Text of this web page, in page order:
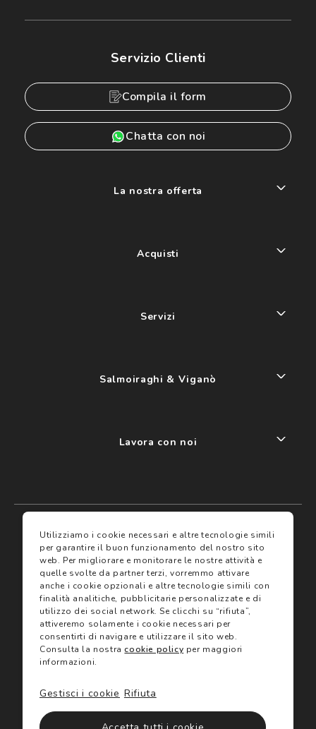
I miei preferiti
Assicurazioni
Servizi
Trova negozio
Gift Card
Servizio Clienti
Compila il form
Chatta con noi
La nostra offerta
Acquisti
Servizi
Salmoiraghi & Viganò
Lavora con noi
Termini e condizioni
Termini di vendita
Avvertenze e informazioni di sicurezza sui prodotti
Informativa sulla Privacy
Utilizzo dei cookie
Utilizziamo i cookie necessari e altre tecnologie simili
per garantire il buon funzionamento del nostro sito
web. Per migliorare e monitorare le nostre attività e
quelle svolte da partner terzi, vorremmo attivare
anche i cookie opzionali e altre tecnologie simili con
finalità analitiche, pubblicitarie personalizzate e di
utilizzo dei social network. Se clicchi su “rifiuta”,
attiveremo solamente i cookie necessari per
consentirti di navigare e utilizzare il sito web.
Consulta la nostracookie policy per maggiori
informazioni.
Rifiuta
Gestisci i cookie